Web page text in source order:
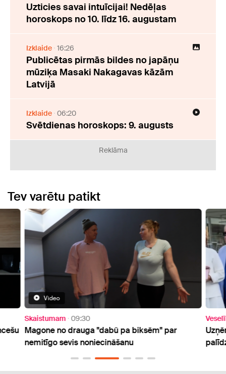
Uzticies savai intuīcijai! Nedēļas
horoskops no 10. līdz 16. augustam
Izklaide 16:26
Publicētas pirmās bildes no japāņu
mūziķa Masaki Nakagavas kāzām
Latvijā
Izklaide 06:20
Svētdienas horoskops: 9. augusts
Reklāma
Tev varētu patikt
Video
Skaistumam 09:30
Magone no drauga "dabū pa biksēm" par
nemitīgo sevis noniecināšanu